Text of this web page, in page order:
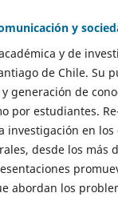
y
y de
de Chile. Su
generación de
por estudiantes.
en los
desde los más
abordan los